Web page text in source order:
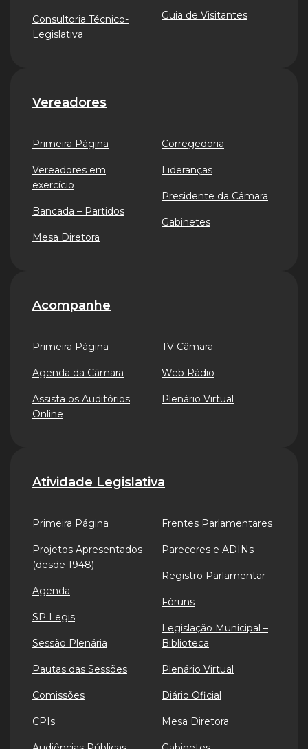
Consultoria Técnico-
Legislativa
Guia de Visitantes
Vereadores
Primeira Página
Vereadores em
exercício
Bancada – Partidos
Mesa Diretora
Corregedoria
Lideranças
Presidente da Câmara
Gabinetes
Acompanhe
Primeira Página
Agenda da Câmara
Assista os Auditórios
Online
TV Câmara
Web Rádio
Plenário Virtual
Atividade Legislativa
Primeira Página
Projetos Apresentados
(desde 1948)
Agenda
SP Legis
Sessão Plenária
Pautas das Sessões
Comissões
CPIs
Frentes Parlamentares
Pareceres e ADINs
Registro Parlamentar
Fóruns
Legislação Municipal –
Biblioteca
Plenário Virtual
Diário Oficial
Mesa Diretora